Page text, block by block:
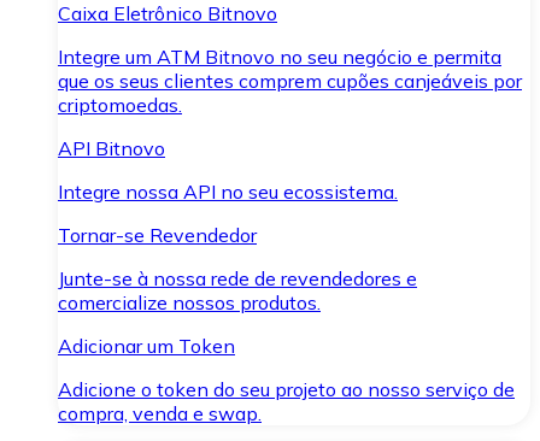
Caixa Eletrônico Bitnovo
Integre um ATM Bitnovo no seu negócio e permita
que os seus clientes comprem cupões canjeáveis por
criptomoedas.
API Bitnovo
Integre nossa API no seu ecossistema.
Tornar-se Revendedor
Junte-se à nossa rede de revendedores e
comercialize nossos produtos.
Adicionar um Token
Adicione o token do seu projeto ao nosso serviço de
compra, venda e swap.